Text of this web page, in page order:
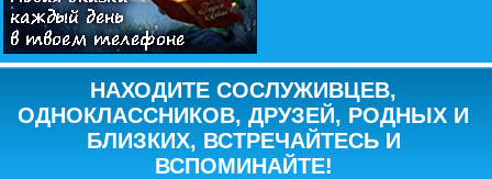
НАХОДИТЕ СОСЛУЖИВЦЕВ,
ОДНОКЛАССНИКОВ, ДРУЗЕЙ, РОДНЫХ И
БЛИЗКИХ, ВСТРЕЧАЙТЕСЬ И
ВСПОМИНАЙТЕ!